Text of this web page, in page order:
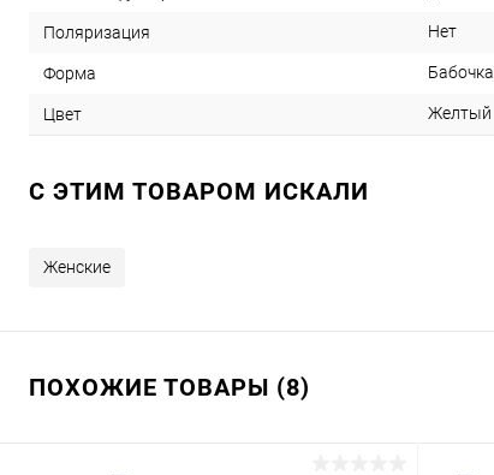
Поляризация Нет
Форма Бабочка
Цвет Желтый
C ЭТИМ ТОВАРОМ ИСКАЛИ
Женские
ПОХОЖИЕ ТОВАРЫ (8)